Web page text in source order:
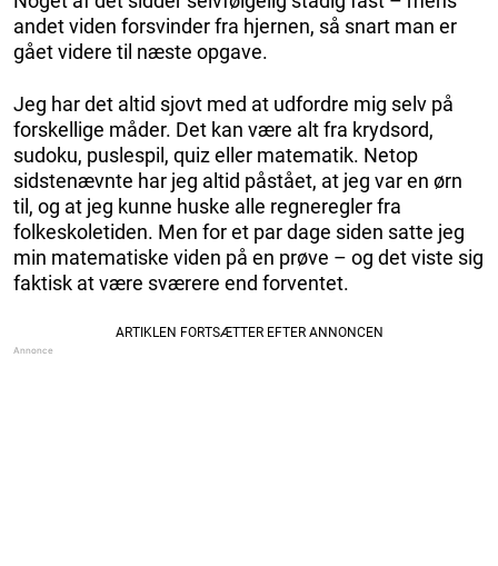
andet viden forsvinder fra hjernen, så snart man er
gået videre til næste opgave.
Jeg har det altid sjovt med at udfordre mig selv på
forskellige måder. Det kan være alt fra krydsord,
sudoku, puslespil, quiz eller matematik. Netop
sidstenævnte har jeg altid påstået, at jeg var en ørn
til, og at jeg kunne huske alle regneregler fra
folkeskoletiden. Men for et par dage siden satte jeg
min matematiske viden på en prøve – og det viste sig
faktisk at være sværere end forventet.